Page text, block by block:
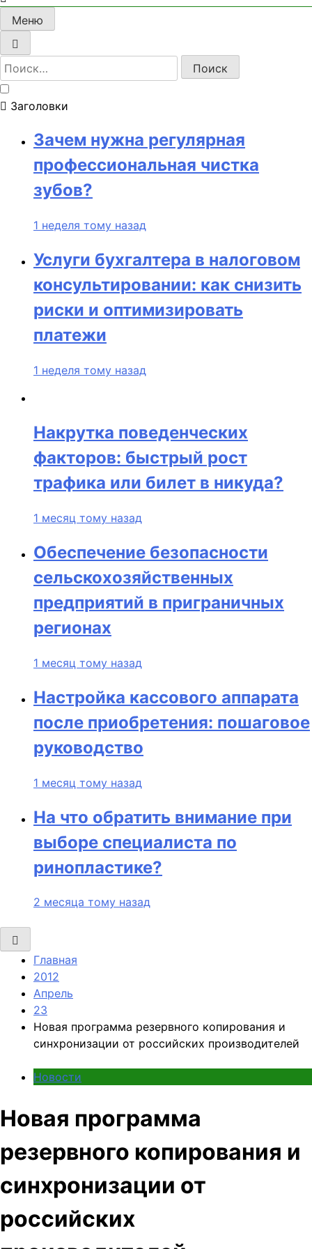
Меню
Найти:
Заголовки
Зачем нужна регулярная
профессиональная чистка
зубов?
1 неделя тому назад
Услуги бухгалтера в налоговом
консультировании: как снизить
риски и оптимизировать
платежи
1 неделя тому назад
Накрутка поведенческих
факторов: быстрый рост
трафика или билет в никуда?
1 месяц тому назад
Обеспечение безопасности
сельскохозяйственных
предприятий в приграничных
регионах
1 месяц тому назад
Настройка кассового аппарата
после приобретения: пошаговое
руководство
1 месяц тому назад
На что обратить внимание при
выборе специалиста по
ринопластике?
2 месяца тому назад
Главная
2012
Апрель
23
Новая программа резервного копирования и
синхронизации от российских производителей
Новости
Новая программа
резервного копирования и
синхронизации от
российских